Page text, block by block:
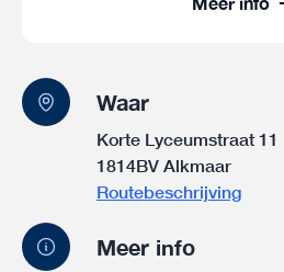
Waar
Korte Lyceumstraat 11
1814BV Alkmaar
Routebeschrijving
Meer info